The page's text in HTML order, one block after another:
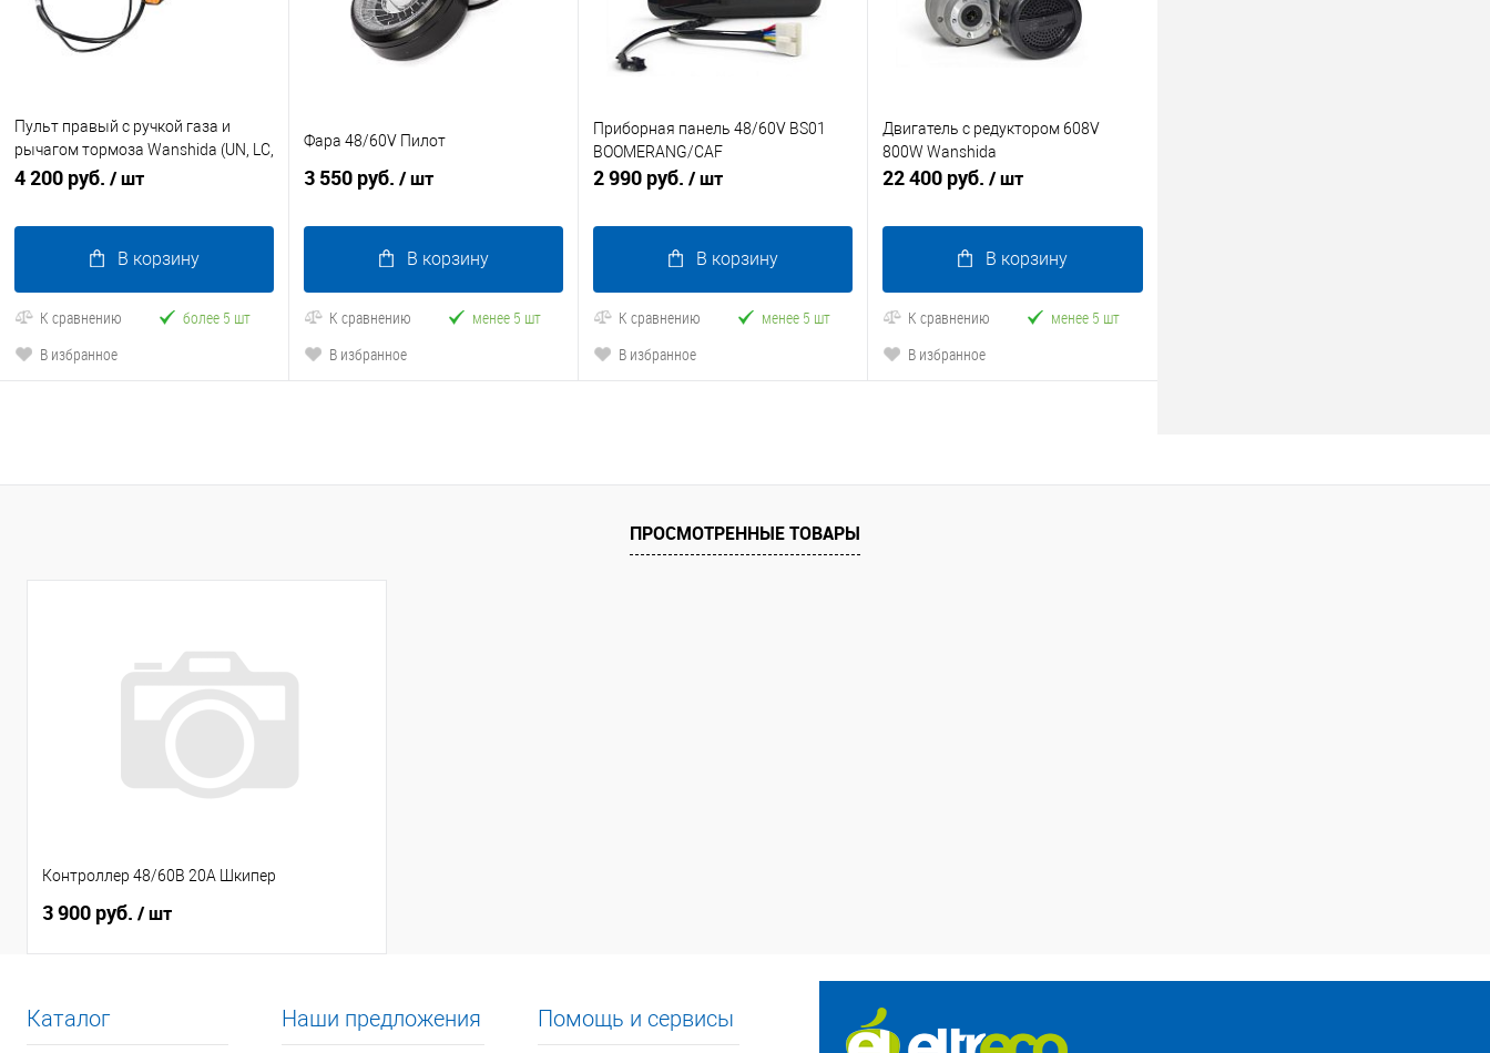
Пульт правый с ручкой газа и
рычагом тормоза Wanshida (UN, LC,
DOUHAO, NIPLA)
4 200 руб. / шт
В корзину
К сравнению
более 5 шт
В избранное
Фара 48/60V Пилот
3 550 руб. / шт
В корзину
К сравнению
менее 5 шт
В избранное
Приборная панель 48/60V BS01
BOOMERANG/CAF
2 990 руб. / шт
В корзину
К сравнению
менее 5 шт
В избранное
Двигатель с редуктором 608V
800W Wanshida
22 400 руб. / шт
В корзину
К сравнению
менее 5 шт
В избранное
ПРОСМОТРЕННЫЕ ТОВАРЫ
Контроллер 48/60В 20А Шкипер
3 900 руб. / шт
Каталог Наши предложения Помощь и сервисы